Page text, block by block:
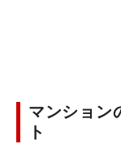
マンション
ト